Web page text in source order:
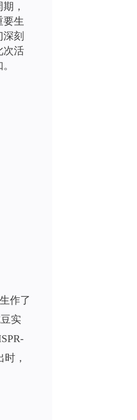
，
要生
刻
次活
作了
实
时，